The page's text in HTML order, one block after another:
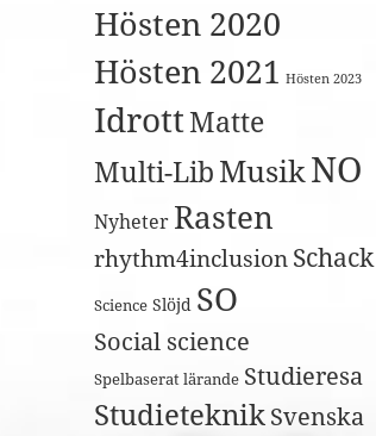
Hösten 2020
Hösten 2021 Hösten 2023
IdrottMatte
Multi-LibMusikNO
Nyheter Rasten
rhythm4inclusion Schack
Science Slöjd SO
Social science
Spelbaserat lärande Studieresa
StudieteknikSvenska